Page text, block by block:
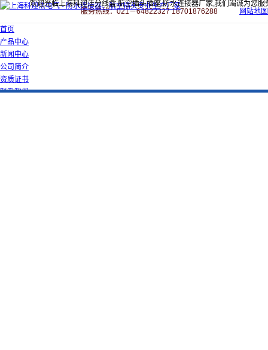
欢迎光临上海科迎法分线盒,航空插头插座,防水连接器厂家,我们竭诚为您服
服务热线：021－64822327 18701876288
网站地图
首页
产品中心
新闻中心
公司简介
资质证书
联系我们